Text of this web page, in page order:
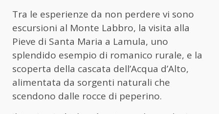
Tra le esperienze da non perdere vi sono
escursioni al Monte Labbro, la visita alla
Pieve di Santa Maria a Lamula, uno
splendido esempio di romanico rurale, e la
scoperta della cascata dell’Acqua d’Alto,
alimentata da sorgenti naturali che
scendono dalle rocce di peperino.